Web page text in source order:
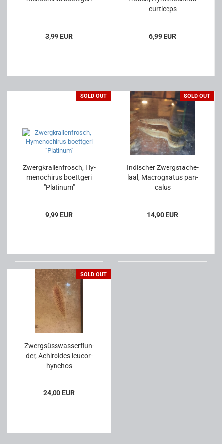
3,99 EUR
cur­ti­ceps
6,99 EUR
SOLD OUT
Zwerg­kral­len­frosch, Hy­
me­no­chirus boett­ge­ri
"Pla­ti­num"
9,99 EUR
SOLD OUT
In­di­scher Zwerg­sta­che­
laal, Ma­cro­gna­tus pan­
ca­lus
14,90 EUR
SOLD OUT
Zwerg­süss­was­ser­flun­
der, Achi­ro­ides leu­cor­
hyn­chos
24,00 EUR